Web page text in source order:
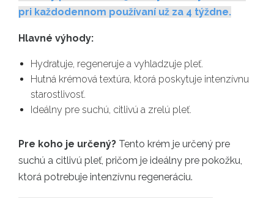
pri každodennom používaní už za 4 týždne.
Hlavné výhody:
Hydratuje, regeneruje a vyhladzuje pleť.
Hutná krémová textúra, ktorá poskytuje intenzívnu
starostlivosť.
Ideálny pre suchú, citlivú a zrelú pleť.
Pre koho je určený? Tento krém je určený pre
suchú a citlivú pleť, pričom je ideálny pre pokožku,
ktorá potrebuje intenzívnu regeneráciu.